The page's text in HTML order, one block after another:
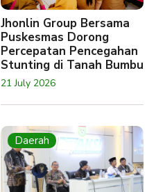
Jhonlin Group Bersama
Puskesmas Dorong
Percepatan Pencegahan
Stunting di Tanah Bumbu
21 July 2026
Daerah